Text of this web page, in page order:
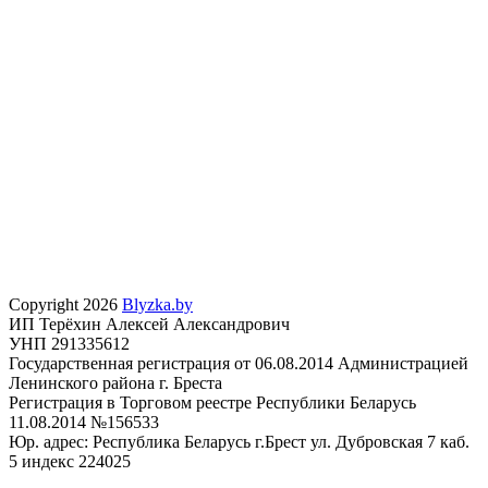
Copyright 2026 Blyzka.by
ИП Терёхин Алексей Александрович
УНП 291335612
Государственная регистрация от 06.08.2014 Администрацией
Ленинского района г. Бреста
Регистрация в Торговом реестре Республики Беларусь
11.08.2014 №156533
Юр. адрес: Республика Беларусь г.Брест ул. Дубровская 7 каб.
5 индекс 224025